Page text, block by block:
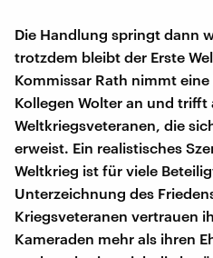
Die Handlung springt dann
trotzdem bleibt der Erste
Kommissar Rath nimmt
Kollegen Wolter an und trifft
Weltkriegsveteranen, die
erweist. Ein realistisches
Weltkrieg ist für viele
Unterzeichnung des
Kriegsveteranen vertrauen
Kameraden mehr als ihren